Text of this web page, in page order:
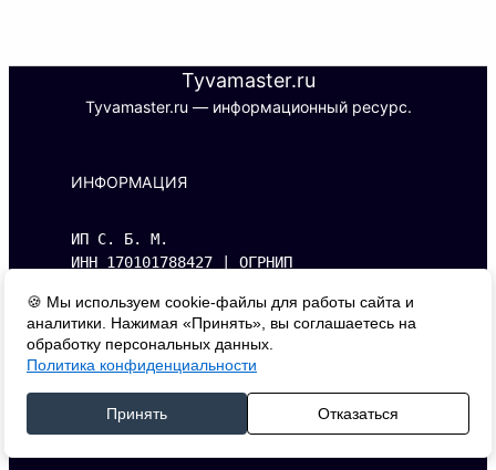
Tyvamaster.ru
Tyvamaster.ru — информационный ресурс.
🍪 Мы используем cookie-файлы для работы сайта и
аналитики. Нажимая «Принять», вы соглашаетесь на
обработку персональных данных.
Политика конфиденциальности
Принять Отказаться
ИНФОРМАЦИЯ
ИП С. Б. М.
ИНН 170101788427 | ОГРНИП
Адрес: 667000, г. Кызыл, ул. Буренская,
д.14, кв. 1.
КОНТАКТЫ